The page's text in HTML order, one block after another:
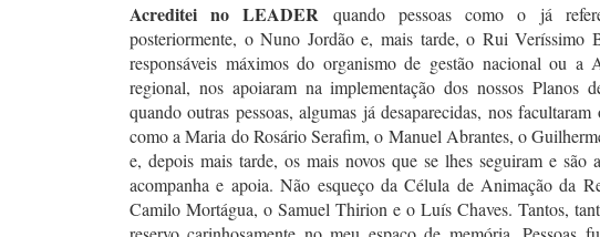
Acreditei no LEADER quando pessoas como o já
posteriormente, o Nuno Jordão e, mais tarde, o Rui Veríssimo
responsáveis máximos do organismo de gestão nacional ou a
regional, nos apoiaram na implementação dos nossos Planos
quando outras pessoas, algumas já desaparecidas, nos
como a Maria do Rosário Serafim, o Manuel Abrantes, o
e, depois mais tarde, os mais novos que se lhes seguiram e são
acompanha e apoia. Não esqueço da Célula de Animação da
Camilo Mortágua, o Samuel Thirion e o Luís Chaves. Tantos,